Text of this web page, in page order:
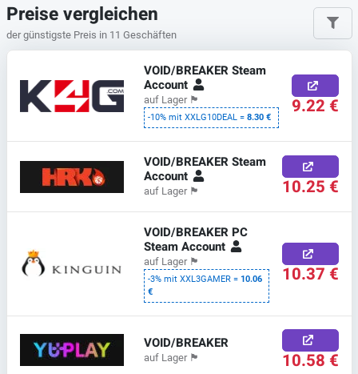
Preise vergleichen
der günstigste Preis in 11 Geschäften
VOID/BREAKER Steam
Account
auf Lager 🏴
-10% mit XXLG10DEAL =8.30 € 9.22 €
VOID/BREAKER Steam
Account
auf Lager 🏴 10.25 €
VOID/BREAKER PC
Steam Account
auf Lager 🏴
-3% mit XXL3GAMER =10.06
€
10.37 €
VOID/BREAKER
auf Lager 🏴 10.58 €